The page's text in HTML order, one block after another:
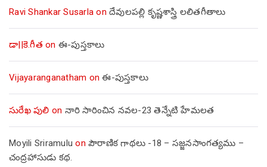
Ravi Shankar Susarla on దేవులపల్లి కృష్ణశాస్త్రి లలితగీతాలు
డా||కె.గీత on ఈ-పుస్తకాలు
Vijayaranganatham onఈ-పుస్తకాలు
సురేఖ పులి on నారి సారించిన నవల-23 తెన్నేటి హేమలత
Moyili Sriramulu on పౌరాణిక గాథలు -18 – సజ్జనసాంగత్యము –
చంద్రహాసుడు కథ.